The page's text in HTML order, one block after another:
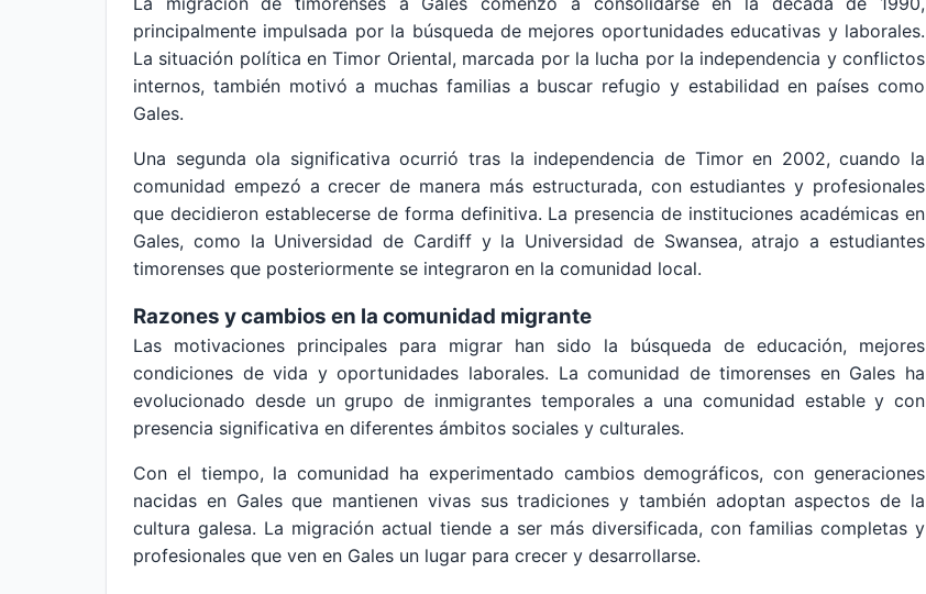
principalmente impulsada por la búsqueda de mejores oportunidades educativas y laborales.
La situación política en Timor Oriental, marcada por la lucha por la independencia y conflictos
internos, también motivó a muchas familias a buscar refugio y estabilidad en países como
Gales.
Una segunda ola significativa ocurrió tras la independencia de Timor en 2002, cuando la
comunidad empezó a crecer de manera más estructurada, con estudiantes y profesionales
que decidieron establecerse de forma definitiva. La presencia de instituciones académicas en
Gales, como la Universidad de Cardiff y la Universidad de Swansea, atrajo a estudiantes
timorenses que posteriormente se integraron en la comunidad local.
Razones y cambios en la comunidad migrante
Las motivaciones principales para migrar han sido la búsqueda de educación, mejores
condiciones de vida y oportunidades laborales. La comunidad de timorenses en Gales ha
evolucionado desde un grupo de inmigrantes temporales a una comunidad estable y con
presencia significativa en diferentes ámbitos sociales y culturales.
Con el tiempo, la comunidad ha experimentado cambios demográficos, con generaciones
nacidas en Gales que mantienen vivas sus tradiciones y también adoptan aspectos de la
cultura galesa. La migración actual tiende a ser más diversificada, con familias completas y
profesionales que ven en Gales un lugar para crecer y desarrollarse.